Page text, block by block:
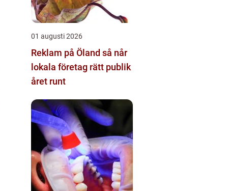
01 augusti 2026
Reklam på Öland så når
lokala företag rätt publik
året runt